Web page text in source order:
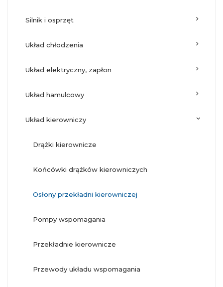
silnik i osprzęt
układ chłodzenia
układ elektryczny, zapłon
układ hamulcowy
układ kierowniczy
drążki kierownicze
końcówki drążków kierowniczych
osłony przekładni kierowniczej
pompy wspomagania
przekładnie kierownicze
przewody układu wspomagania